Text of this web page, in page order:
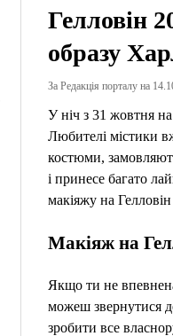
Гелловін
образу
За Редакція порталу на
У ніч з 31 жовтня на
Любителі містики
костюми,
і принесе багато
макіяжу на
Макіяж на
Якщо ти не
можеш звернутися
зробити все